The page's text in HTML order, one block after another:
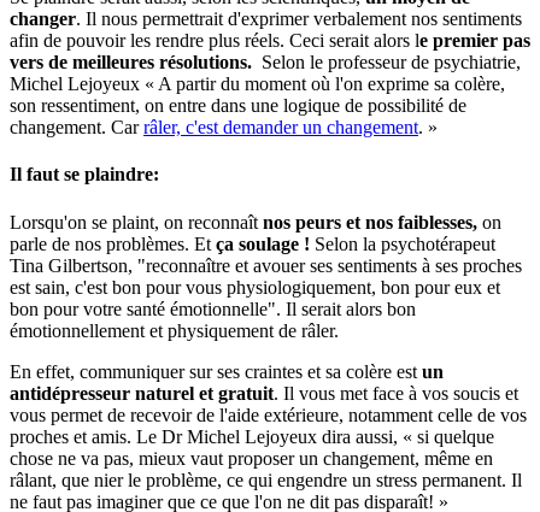
changer. Il nous permettrait d'exprimer verbalement nos sentiments
afin de pouvoir les rendre plus réels. Ceci serait alors le premier pas
vers de meilleures résolutions. Selon le professeur de psychiatrie,
Michel Lejoyeux « A partir du moment où l'on exprime sa colère,
son ressentiment, on entre dans une logique de possibilité de
changement. Carrâler, c'est demander un changement. »
Il faut se plaindre:
Lorsqu'on se plaint, on reconnaît nos peurs et nos faiblesses, on
parle de nos problèmes. Et ça soulage ! Selon la psychotérapeut
Tina Gilbertson, "reconnaître et avouer ses sentiments à ses proches
est sain, c'est bon pour vous physiologiquement, bon pour eux et
bon pour votre santé émotionnelle". Il serait alors bon
émotionnellement et physiquement de râler.
En effet, communiquer sur ses craintes et sa colère est un
antidépresseur naturel et gratuit. Il vous met face à vos soucis et
vous permet de recevoir de l'aide extérieure, notamment celle de vos
proches et amis. Le Dr Michel Lejoyeux dira aussi, « si quelque
chose ne va pas, mieux vaut proposer un changement, même en
râlant, que nier le problème, ce qui engendre un stress permanent. Il
ne faut pas imaginer que ce que l'on ne dit pas disparaît! »